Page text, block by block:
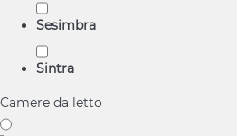
Sesimbra
Sintra
Camere da letto